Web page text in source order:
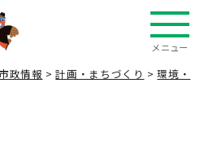
メニュー
政情報 >計画・まちづくり >環境・